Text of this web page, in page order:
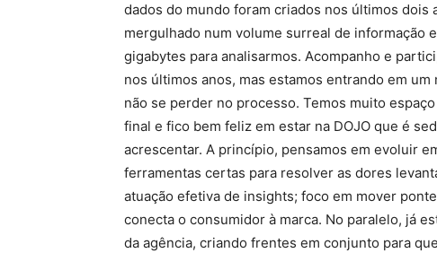
dados do mundo foram criados nos últimos dois
mergulhado num volume surreal de informação
gigabytes para analisarmos. Acompanho e
nos últimos anos, mas estamos entrando em
não se perder no processo. Temos muito
final e fico bem feliz em estar na DOJO que é
acrescentar. A princípio, pensamos em evoluir
ferramentas certas para resolver as dores
atuação efetiva de insights; foco em mover
conecta o consumidor à marca. No paralelo, já
da agência, criando frentes em conjunto para